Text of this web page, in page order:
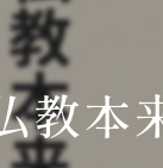
完結葬
施設
火葬
教本